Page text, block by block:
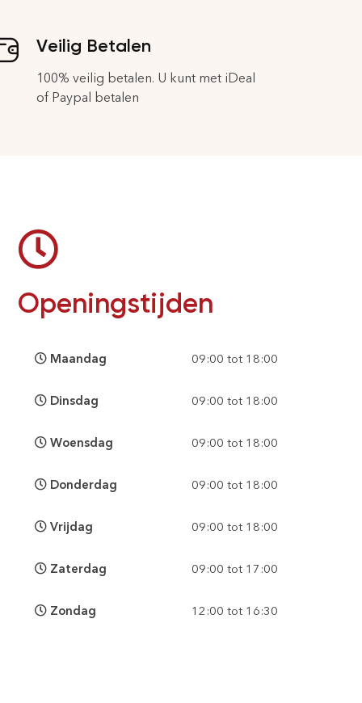
Veilig Betalen
100% veilig betalen. U kunt met iDeal
of Paypal betalen
Openingstijden
Maandag 09:00 tot 18:00
Dinsdag 09:00 tot 18:00
Woensdag 09:00 tot 18:00
Donderdag 09:00 tot 18:00
Vrijdag 09:00 tot 18:00
Zaterdag 09:00 tot 17:00
Zondag 12:00 tot 16:30